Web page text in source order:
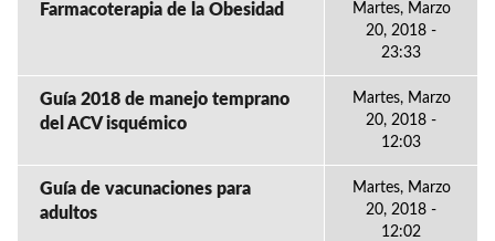
Farmacoterapia de la Obesidad
Martes, Marzo
20, 2018 -
23:33
Guía 2018 de manejo temprano
del ACV isquémico
Martes, Marzo
20, 2018 -
12:03
Guía de vacunaciones para
adultos
Martes, Marzo
20, 2018 -
12:02